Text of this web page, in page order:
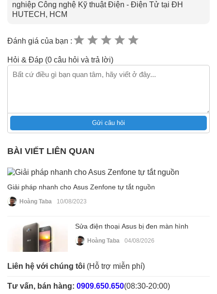
nghiệp Công nghệ Kỹ thuật Điện - Điện Tử tại ĐH
HUTECH, HCM
Đánh giá của bạn :
Hỏi & Đáp (0 câu hỏi và trả lời)
Gửi câu hỏi
BÀI VIẾT LIÊN QUAN
Giải pháp nhanh cho Asus Zenfone tự tắt nguồn
Hoàng Taba 10/08/2023
Sửa điện thoại Asus bị đen màn hình
Hoàng Taba 04/08/2026
Liên hệ với chúng tôi (Hỗ trợ miễn phí)
Tư vấn, bán hàng: 0909.650.650(08:30-20:00)